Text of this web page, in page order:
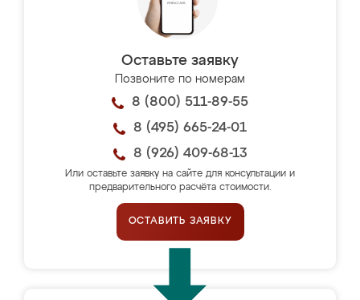
Оставьте заявку
Позвоните по номерам
8 (800) 511-89-55
8 (495) 665-24-01
8 (926) 409-68-13
Или оставьте заявку на сайте для консультации и
предварительного расчёта стоимости.
ОСТАВИТЬ ЗАЯВКУ